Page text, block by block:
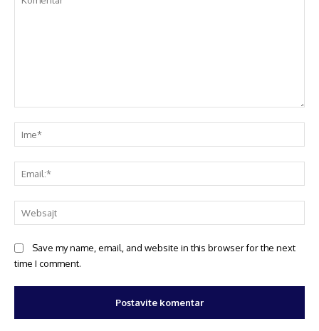
Save my name, email, and website in this browser for the next
time I comment.